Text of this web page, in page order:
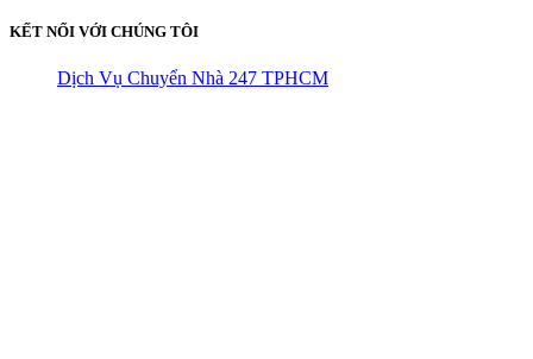
KẾT NỐI VỚI CHÚNG TÔI
Dịch Vụ Chuyển Nhà 247 TPHCM